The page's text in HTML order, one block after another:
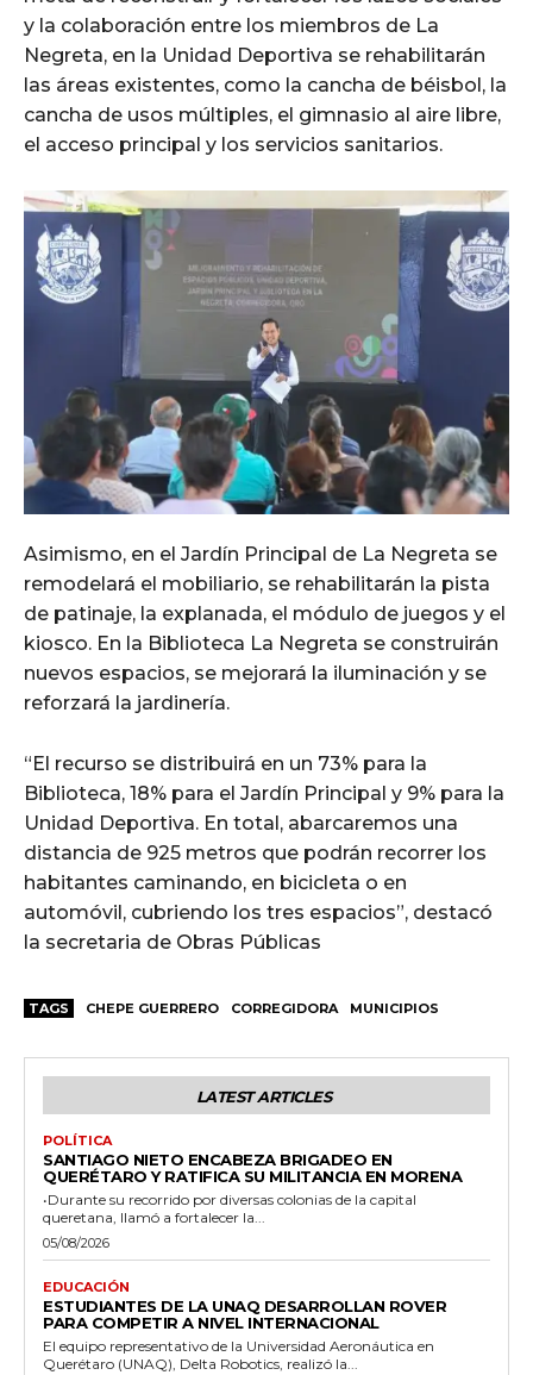
y la colaboración entre los miembros de La
Negreta, en la Unidad Deportiva se rehabilitarán
las áreas existentes, como la cancha de béisbol, la
cancha de usos múltiples, el gimnasio al aire libre,
el acceso principal y los servicios sanitarios.
Asimismo, en el Jardín Principal de La Negreta se
remodelará el mobiliario, se rehabilitarán la pista
de patinaje, la explanada, el módulo de juegos y el
kiosco. En la Biblioteca La Negreta se construirán
nuevos espacios, se mejorará la iluminación y se
reforzará la jardinería.
“El recurso se distribuirá en un 73% para la
Biblioteca, 18% para el Jardín Principal y 9% para la
Unidad Deportiva. En total, abarcaremos una
distancia de 925 metros que podrán recorrer los
habitantes caminando, en bicicleta o en
automóvil, cubriendo los tres espacios”, destacó
la secretaria de Obras Públicas
TAGS CHEPE GUERRERO CORREGIDORA MUNICIPIOS
LATEST ARTICLES
POLÍTICA
SANTIAGO NIETO ENCABEZA BRIGADEO EN
QUERÉTARO Y RATIFICA SU MILITANCIA EN MORENA
•Durante su recorrido por diversas colonias de la capital
queretana, llamó a fortalecer la...
05/08/2026
EDUCACIÓN
ESTUDIANTES DE LA UNAQ DESARROLLAN ROVER
PARA COMPETIR A NIVEL INTERNACIONAL
El equipo representativo de la Universidad Aeronáutica en
Querétaro (UNAQ), Delta Robotics, realizó la...